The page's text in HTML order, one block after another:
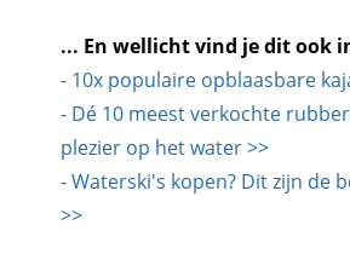
... En wellicht vind je dit ook
- 10x populaire opblaasbare
- Dé 10 meest verkochte
plezier op het water >>
- Waterski's kopen? Dit zijn de
>>